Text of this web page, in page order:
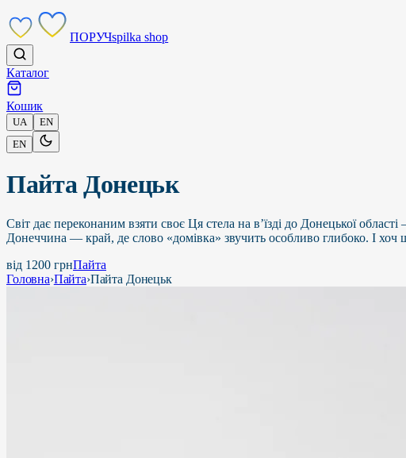
ПОРУЧspilka shop
Каталог
Кошик
UA
EN
EN
Пайта Донецьк
Світ дає переконаним взяти своє Ця стела на в’їзді до Донецької
Донеччина — край, де слово «домівка» звучить особливо глибоко. І хоч
від 1200 грнПайта
Головна›Пайта›Пайта Донецьк